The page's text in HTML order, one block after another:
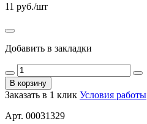
11 руб./шт
Добавить в закладки
В корзину
Заказать в 1 клик Условия работы
Арт. 00031329